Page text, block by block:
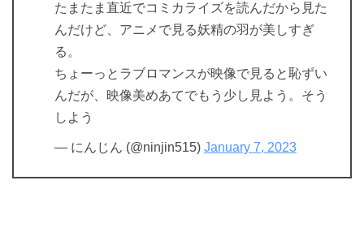
たまたま直近でコミカライズを読んだから見た
んだけど、アニメで見る妖精の羽が美しすぎ
る。
ちょーっとラブロマンスが映像で見ると恥ずい
んだが、映像美めあてでもう少し見よう。そう
しよう
— にんじん (@ninjin515) January 7, 2023